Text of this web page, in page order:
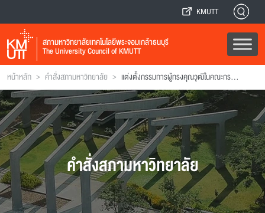
KMUTT
สภามหาวิทยาลัยเทคโนโลยีพระจอมเกล้าธนบุรี
The University Council of KMUTT
หน้าหลัก > คำสั่งสภามหาวิทยาลัย > แต่งตั้งกรรมการผู้ทรงคุณวุฒิในคณะกรรมการอํานวยการบัณฑิตวิทยาลัยร่วมด้านพลังงานและสิ่งแวดล้อม
คำสั่งสภามหาวิทยาลัย